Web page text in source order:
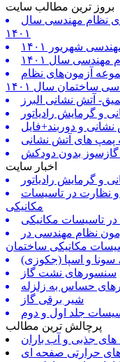
بروز ترین مطالب سایت
نظام مهندسی سال
۱۴۰۱
شهریور ۱۴۰۱
سال ۱۴۰۱
آزمون‌های نظام
ساختمان سال ۱۴۰۱
آتش نشانی البرز
و گرمایش رادیاتور
گازسوز بدون دودکش
اخبار سایت
و گرمایش رادیاتور
نظارت در تاسیسات
مکانیکی
تاسیسات مکانیکی
نظام مهندسی در
مکانیکی ساختمان
و اسپا (جکوزی)
سنسورهای نشت گاز
حساس به زلزله
شیر برقی گاز
جلد اول و دوم
پرچالش ترین مطالب
جذبی و آب باران
های حرارتی صفحه ای